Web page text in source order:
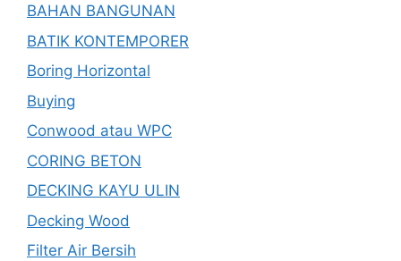
BAHAN BANGUNAN
BATIK KONTEMPORER
Boring Horizontal
Buying
Conwood atau WPC
CORING BETON
DECKING KAYU ULIN
Decking Wood
Filter Air Bersih